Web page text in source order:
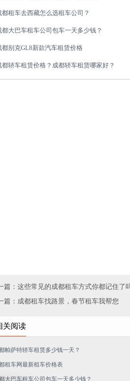
都租车去西藏怎么选租车公司？
都大巴车租车公司包车一天多少钱？
都别克GL8新款汽车租赁价格
都轿车租赁价格？成都轿车租赁哪家好？
篇：这些常见的成都租车方式你都记住了
篇：成都租车找路景，春节租车我帮您
关阅读
帕萨特轿车租赁多少钱一天？
租车网最新租车价格表
大巴车租车公司包车一天多少钱？